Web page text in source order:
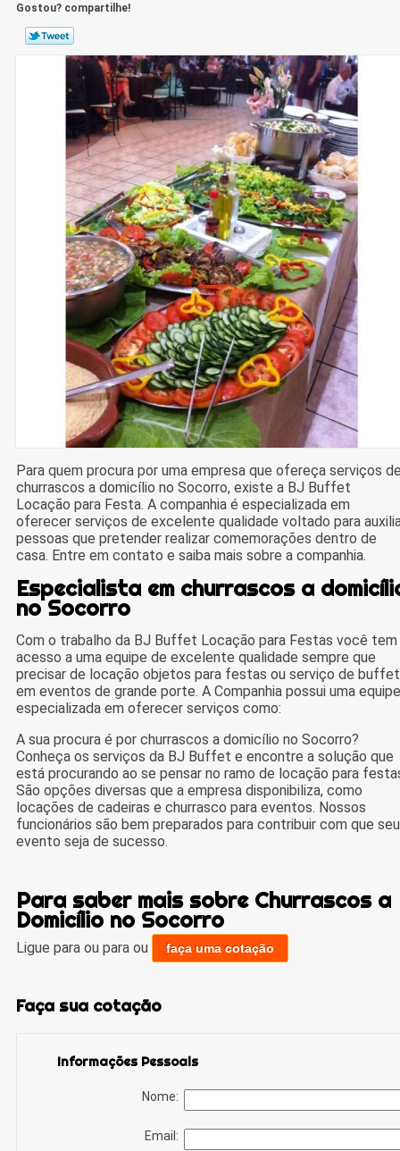
Gostou? compartilhe!
Para quem procura por uma empresa que ofereça serviços
churrascos a domicílio no Socorro, existe a BJ Buffet
Locação para Festa. A companhia é especializada em
oferecer serviços de excelente qualidade voltado para
pessoas que pretender realizar comemorações dentro de
casa. Entre em contato e saiba mais sobre a companhia.
Especialista em churrascos a
no Socorro
Com o trabalho da BJ Buffet Locação para Festas você tem
acesso a uma equipe de excelente qualidade sempre que
precisar de locação objetos para festas ou serviço de buffet
em eventos de grande porte. A Companhia possui uma equipe
especializada em oferecer serviços como:
A sua procura é por churrascos a domicílio no Socorro?
Conheça os serviços da BJ Buffet e encontre a solução que
está procurando ao se pensar no ramo de locação para
São opções diversas que a empresa disponibiliza, como
locações de cadeiras e churrasco para eventos. Nossos
funcionários são bem preparados para contribuir com que seu
evento seja de sucesso.
Para saber mais sobre Churrascos a
Domicílio no Socorro
Ligue para ou para ou faça uma cotação
Faça sua cotação
Informações Pessoais
Nome:
Email: